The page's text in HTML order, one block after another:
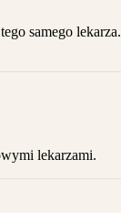
samego lekarza.
lekarzami.